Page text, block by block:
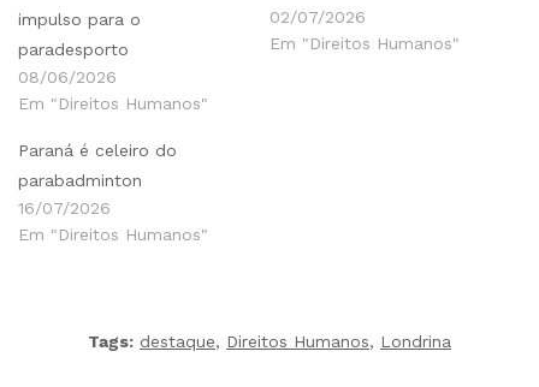
impulso para o
paradesporto
08/06/2026
Em "Direitos Humanos"
02/07/2026
Em "Direitos Humanos"
Paraná é celeiro do
parabadminton
16/07/2026
Em "Direitos Humanos"
Tags: destaque, Direitos Humanos, Londrina